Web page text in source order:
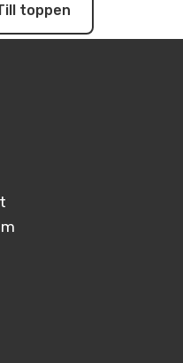
toppen